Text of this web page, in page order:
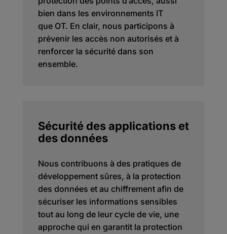
bien dans les environnements IT
que OT. En clair, nous participons à
prévenir les accès non autorisés et à
renforcer la sécurité dans son
ensemble.
Sécurité des applications et
des données
Nous contribuons à des pratiques de
développement sûres, à la protection
des données et au chiffrement afin de
sécuriser les informations sensibles
tout au long de leur cycle de vie, une
approche qui en garantit la protection